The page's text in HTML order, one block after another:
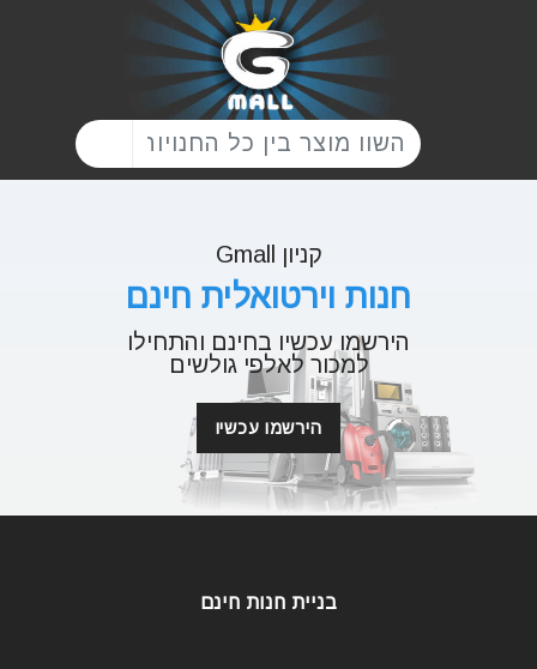
קניון Gmall
חנות וירטואלית חינם
הירשמו עכשיו בחינם והתחילו
למכור לאלפי גולשים
הירשמו עכשיו
בניית חנות חינם